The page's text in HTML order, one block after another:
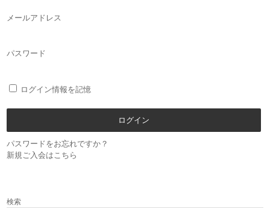
メールアドレス
パスワード
ログイン情報を記憶
パスワードをお忘れですか？
新規ご入会はこちら
検索